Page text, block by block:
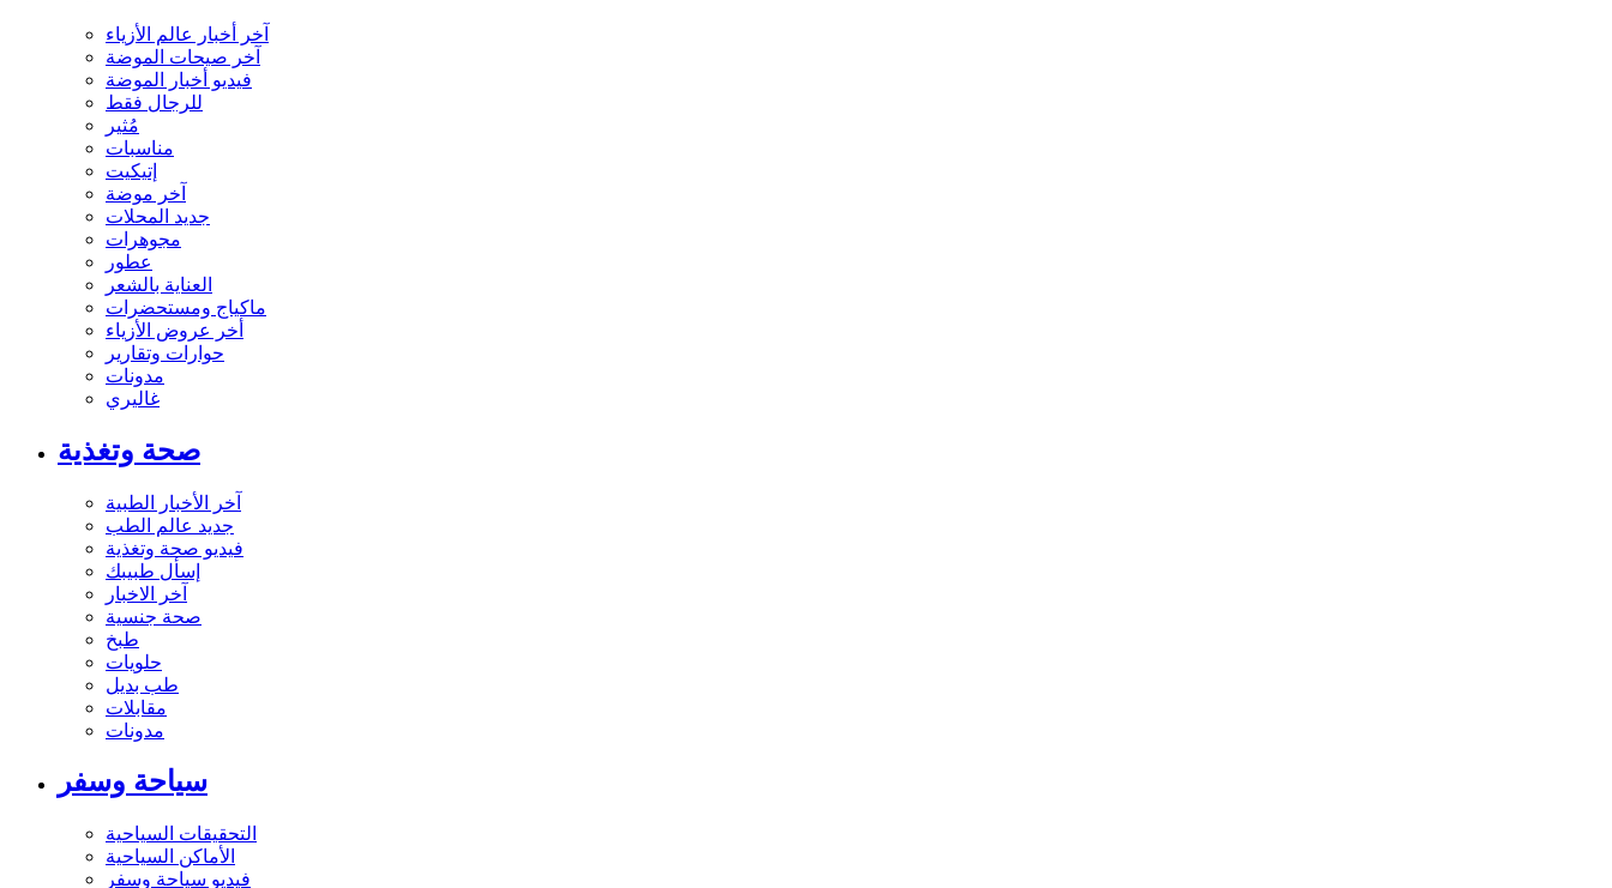
آخر أخبار عالم الأزياء
آخر صيحات الموضة
فيديو أخبار الموضة
للرجال فقط
مُثير
مناسبات
إتيكيت
آخر موضة
جديد المحلات
مجوهرات
عطور
العناية بالشعر
ماكياج ومستحضرات
أخر عروض الأزياء
حوارات وتقارير
مدونات
غاليري
صحة وتغذية
آخر الأخبار الطبية
جديد عالم الطب
فيديو صحة وتغذية
إسأل طبيبك
آخر الاخبار
صحة جنسية
طبخ
حلويات
طب بديل
مقابلات
مدونات
سياحة وسفر
التحقيقات السياحية
الأماكن السياحية
فيديو سياحة وسفر